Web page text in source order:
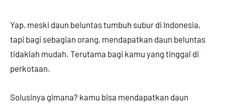
Yap, meski daun beluntas tumbuh subur di Indonesia,
tapi bagi sebagian orang, mendapatkan daun beluntas
tidaklah mudah. Terutama bagi kamu yang tinggal di
perkotaan.
Solusinya gimana? kamu bisa mendapatkan daun